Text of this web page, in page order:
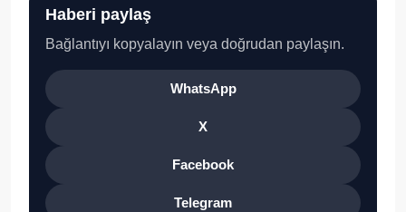
Haberi paylaş
Bağlantıyı kopyalayın veya doğrudan paylaşın.
WhatsApp
X
Facebook
Telegram